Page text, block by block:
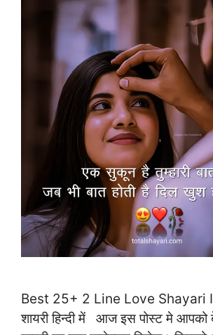
Best 25+ 2 Line Love Shayari
शायरी हिन्दी में आज इस पोस्ट मे